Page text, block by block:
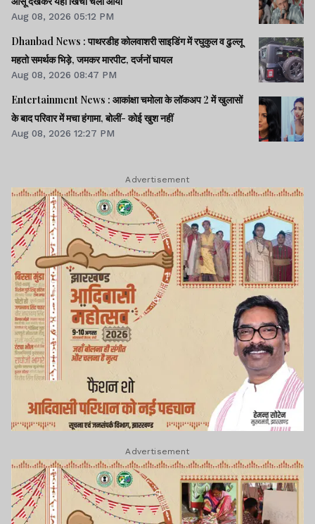
Aug 08, 2026 05:12 PM
Dhanbad News : पाथरडीह कोलवाशरी साइडिंग में रघुकुल व ढुल्लू
महतो समर्थक भिड़े, जमकर मारपीट, दर्जनों घायल
Aug 08, 2026 08:47 PM
Entertainment News : आकांक्षा चमोला के लॉकअप 2 में खुलासों
के बाद परिवार में मचा हंगामा, बोलीं- कोई खुश नहीं
Aug 08, 2026 12:27 PM
Advertisement
Advertisement